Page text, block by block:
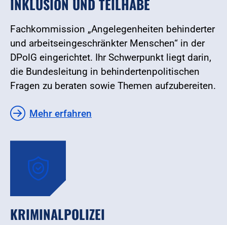
INKLUSION UND TEILHABE
Fachkommission „Angelegenheiten behinderter
und arbeitseingeschränkter Menschen“ in der
DPolG eingerichtet. Ihr Schwerpunkt liegt darin,
die Bundesleitung in behindertenpolitischen
Fragen zu beraten sowie Themen aufzubereiten.
Mehr erfahren
KRIMINALPOLIZEI